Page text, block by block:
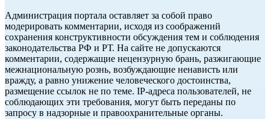
Администрация портала оставляет за собой право
модерировать комментарии, исходя из соображений
сохранения конструктивности обсуждения тем и соблюдения
законодательства РФ и РТ. На сайте не допускаются
комментарии, содержащие нецензурную брань, разжигающие
межнациональную рознь, возбуждающие ненависть или
вражду, а равно унижение человеческого достоинства,
размещение ссылок не по теме. IP-адреса пользователей, не
соблюдающих эти требования, могут быть переданы по
запросу в надзорные и правоохранительные органы.